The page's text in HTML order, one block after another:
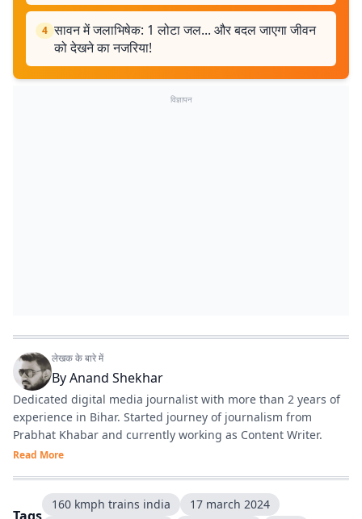
4 सावन में जलाभिषेक: 1 लोटा जल... और बदल जाएगा जीवन
को देखने का नजरिया!
विज्ञापन
लेखक के बारे में
ByAnand Shekhar
Dedicated digital media journalist with more than 2 years of
experience in Bihar. Started journey of journalism from
Prabhat Khabar and currently working as Content Writer.
Read More
160 kmph trains india 17 march 2024